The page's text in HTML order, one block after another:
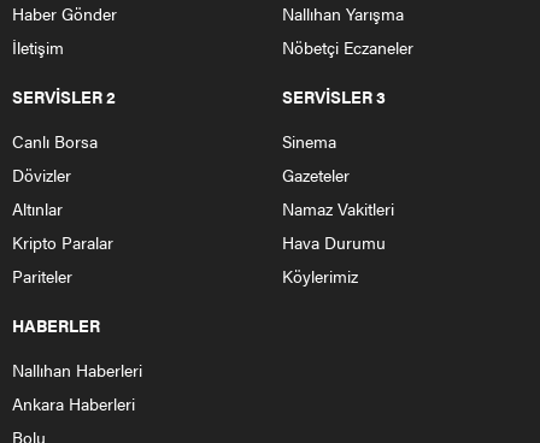
Haber Gönder
İletişim
Nallıhan Yarışma
Nöbetçi Eczaneler
SERVİSLER 2
Canlı Borsa
Dövizler
Altınlar
Kripto Paralar
Pariteler
SERVİSLER 3
Sinema
Gazeteler
Namaz Vakitleri
Hava Durumu
Köylerimiz
HABERLER
Nallıhan Haberleri
Ankara Haberleri
Bolu